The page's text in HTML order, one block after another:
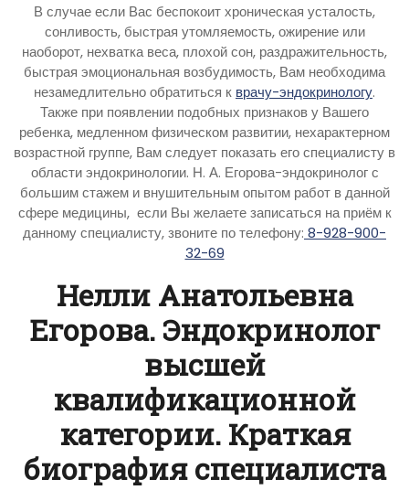
В случае если Вас беспокоит хроническая усталость,
сонливость, быстрая утомляемость, ожирение или
наоборот, нехватка веса, плохой сон, раздражительность,
быстрая эмоциональная возбудимость, Вам необходима
незамедлительно обратиться к врачу-эндокринологу.
Также при появлении подобных признаков у Вашего
ребенка, медленном физическом развитии, нехарактерном
возрастной группе, Вам следует показать его специалисту в
области эндокринологии. Н. А. Егорова-эндокринолог с
большим стажем и внушительным опытом работ в данной
сфере медицины, если Вы желаете записаться на приём к
данному специалисту, звоните по телефону: 8-928-900-
32-69
Нелли Анатольевна
Егорова. Эндокринолог
высшей
квалификационной
категории. Краткая
биография специалиста